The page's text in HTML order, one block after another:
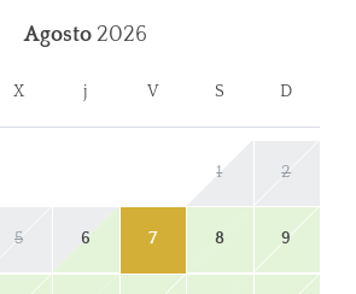
Agosto 2026
X j V S D
1 2
5 6 7 8 9